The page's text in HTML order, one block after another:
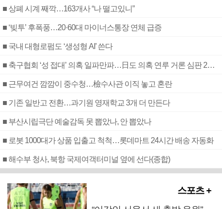
■ 상폐 시계 째깍…163개사 “나 떨고있니”
■ ‘빚투’ 후폭풍…20·60대 마이너스통장 연체 급증
■ 국내 대형로펌도 ‘생성형 AI’ 쓴다
■ 축구협회 ‘성 접대’ 의혹 일파만파…日도 의혹 연루 거론 심판 2명 조사
■ 근무여건 깜깜이 중수청…檢수사관 이직 놓고 혼란
■ 기존 일반고 전환…과기원 영재학교 3개 더 만든다
■ 부산시립극단 예술감독 못 뽑았나, 안 뽑았나
■ 로봇 1000대가 상품 입출고 척척…롯데마트 24시간 배송 자동화
■ 해수부 청사, 북항 국제여객터미널 옆에 선다(종합)
스포츠 +